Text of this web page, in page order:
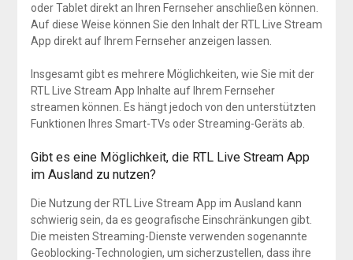
oder Tablet direkt an Ihren Fernseher anschließen können.
Auf diese Weise können Sie den Inhalt der RTL Live Stream
App direkt auf Ihrem Fernseher anzeigen lassen.
Insgesamt gibt es mehrere Möglichkeiten, wie Sie mit der
RTL Live Stream App Inhalte auf Ihrem Fernseher
streamen können. Es hängt jedoch von den unterstützten
Funktionen Ihres Smart-TVs oder Streaming-Geräts ab.
Gibt es eine Möglichkeit, die RTL Live Stream App
im Ausland zu nutzen?
Die Nutzung der RTL Live Stream App im Ausland kann
schwierig sein, da es geografische Einschränkungen gibt.
Die meisten Streaming-Dienste verwenden sogenannte
Geoblocking-Technologien, um sicherzustellen, dass ihre